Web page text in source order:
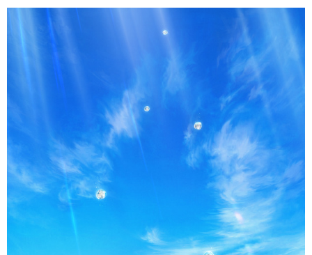
ビジネス
書評 イベント
アニメ 映画/ドラマ
ABEMA Cafe
連載・コラム